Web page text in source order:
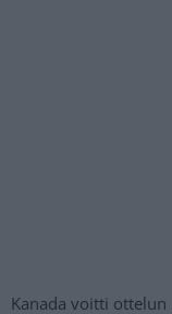
Kanada voitti